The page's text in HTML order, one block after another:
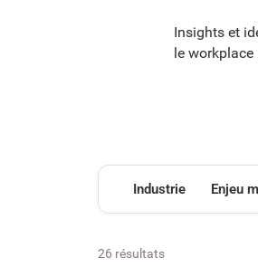
Insights et
le
Industrie Enjeu
26 résultats